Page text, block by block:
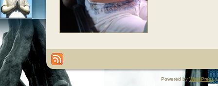
Powered by WordPress